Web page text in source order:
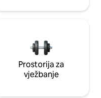
Prostorija za
vježbanje